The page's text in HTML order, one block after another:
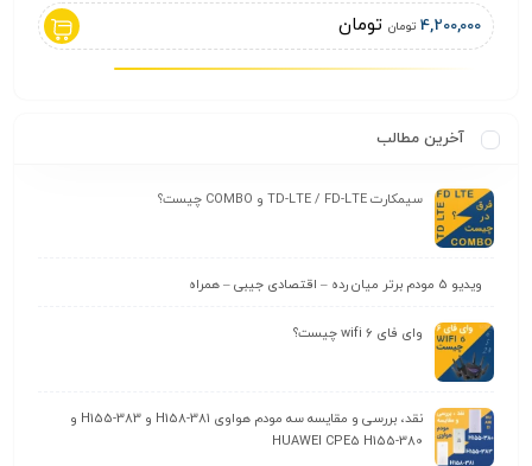
4,200,000 تومان تومان
آخرین مطالب
سیمکارت TD-LTE / FD-LTE و COMBO چیست؟
ویدیو 5 مودم برتر میان رده – اقتصادی جیبی – همراه
وای‌ فای wifi 6 چیست؟
نقد، بررسی و مقایسه سه مودم هواوی H158-381 و H155-383 و
HUAWEI CPE5 H155-380